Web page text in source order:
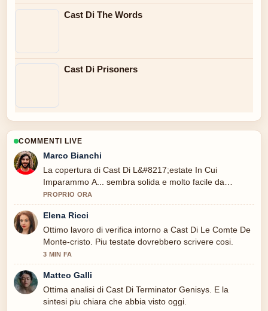
Cast Di The Words
Cast Di Prisoners
COMMENTI LIVE
Marco Bianchi
La copertura di Cast Di L&#8217;estate In Cui
Imparammo A... sembra solida e molto facile da
seguire.
PROPRIO ORA
Elena Ricci
Ottimo lavoro di verifica intorno a Cast Di Le Comte De
Monte-cristo. Piu testate dovrebbero scrivere cosi.
3 MIN FA
Matteo Galli
Ottima analisi di Cast Di Terminator Genisys. E la
sintesi piu chiara che abbia visto oggi.